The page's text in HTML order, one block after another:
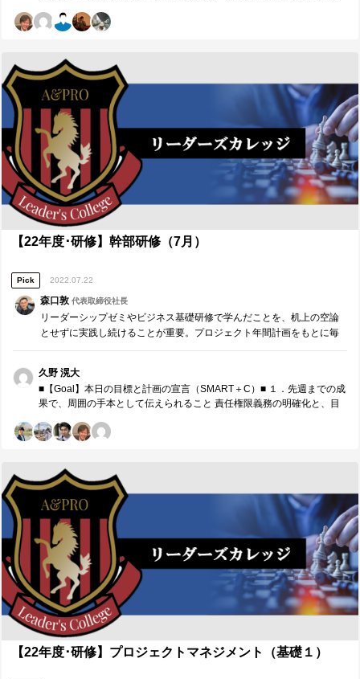
評価し、賞賛することが大事になり、それを体現されているのが須賀
とが伝わります。これからもその姿勢をともに続け、挑戦や発信、賞
賛で溢れる組織を作り上げられるように、ともに取り組みましょう。
【22年度･研修】幹部研修（7月）
Pick 2022.07.22
森口敦代表取締役社長
リーダーシップゼミやビジネス基礎研修で学んだことを、机上の空論
とせずに実践し続けることが重要。プロジェクト年間計画をもとに毎
久野 滉大
■【Goal】本日の目標と計画の宣言（SMART＋C）■ １．先週までの成
果で、周囲の手本として伝えられること 責任権限義務の明確化と、目
き。 自分と異なる考え方を持つ仲間との、目的共有や共通認識化など
まで発展させ、明確な組織体制が整うことで再現性のあるような組織
が生まれる。 重要課題やプロジェクトにあたって、課題ログ等を用い
て推進する。 ３．本日、誰に対し、どのような価値を具体的に提供し
たいか 同じグループのメンバー（両社ともチームリーダー）に対し
て、メンバーとのコミュニケーションのとりかた等を通じて、リーダ
ーを育てるリーダーになること、そのために必要なことを提供する。
限られた時間内で、概念化や基準化なども用いながらより多くの価値
提供をすることを伝える。 ■【Measure・Analyze・NextPlan】本日の
振返り■ １．現状・成果の把握 自分が先週までの成果を共有し、仲間
の次の動きのために必要な価値を提供できたと同時に、口に出して言
語化することで、自分の学びにもつながり、明確なネクストアクショ
ンの設定につながった。コーチングについても、今の課題に向き合う
意義や目的を踏まえた上で、そこに目標を設定したりモチベーション
【22年度･研修】プロジェクトマネジメント（基礎１）